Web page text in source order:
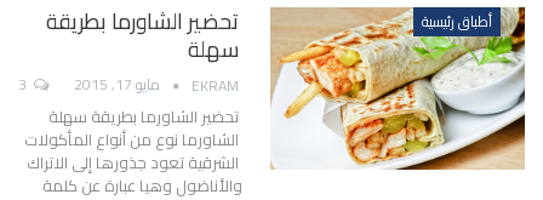
أطباق رئيسية تحضير الشاورما بطريقة
سهلة
EKRAM مايو 17, 2015
تحضير الشاورما بطريقة سهلة
الشاورما نوع من أنواع المأكولات
الشرقية تعود جذورها إلى الاتراك
والأناضول وهيا عبارة عن كلمة